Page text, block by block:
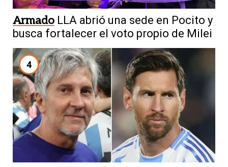
Armado LLA abrió una sede en Pocito y
busca fortalecer el voto propio de Milei
4